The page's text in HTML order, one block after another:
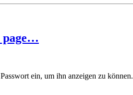
page…
ein, um ihn anzeigen zu können.